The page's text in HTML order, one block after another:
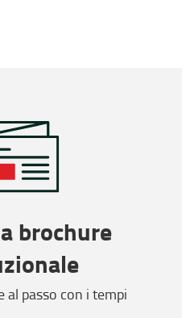
brochure
al passo con i tempi